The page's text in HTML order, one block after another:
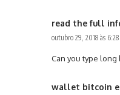
read the full
outubro 29, 2018 às 6:28
Can you type long
wallet bitcoin